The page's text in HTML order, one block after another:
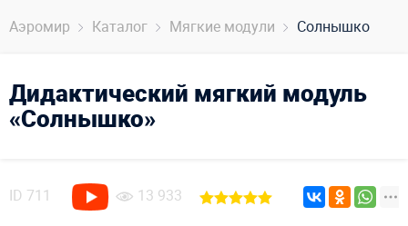
Аэромир Каталог Мягкие модули Солнышко
Дидактический мягкий модуль
«Солнышко»
ID 711 13 933